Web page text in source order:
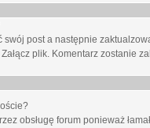
post a następnie
Załącz plik. Komentarz zostanie
obsługę forum ponieważ